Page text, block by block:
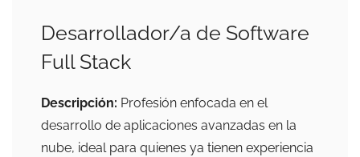
Desarrollador/a de Software
Full Stack
Descripción: Profesión enfocada en el
desarrollo de aplicaciones avanzadas en la
nube, ideal para quienes ya tienen experiencia